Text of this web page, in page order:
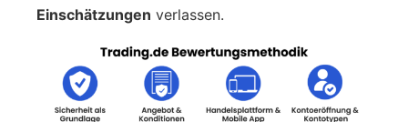
Einschätzungen verlassen.